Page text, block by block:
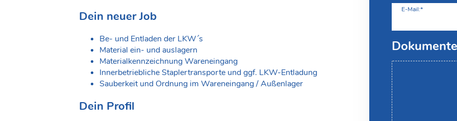
E-Mail:*
Dokumente
Dein neuer Job
Be- und Entladen der LKW´s
Material ein- und auslagern
Materialkennzeichnung Wareneingang
Innerbetriebliche Staplertransporte und ggf. LKW-Entladung
Sauberkeit und Ordnung im Wareneingang / Außenlager
Dein Profil